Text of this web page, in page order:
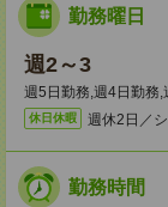
勤務曜日
週2～3
週5日勤務,週4日勤務,
休日休暇 週休2日／
勤務時間